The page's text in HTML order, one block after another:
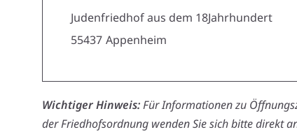
Judenfriedhof aus dem 18Jahrhundert
55437 Appenheim
Wichtiger Hinweis:Für Informationen zu
der Friedhofsordnung wenden Sie sich bitte direkt